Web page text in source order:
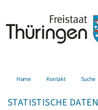
Home Kontakt Suche
STATISTISCHE DATEN